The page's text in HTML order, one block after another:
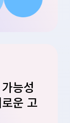
능성
운 고